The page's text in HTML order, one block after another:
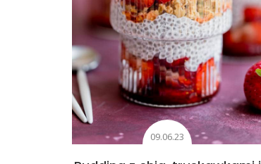
09.06.23